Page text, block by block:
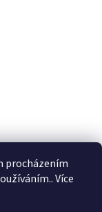
procházením
Více